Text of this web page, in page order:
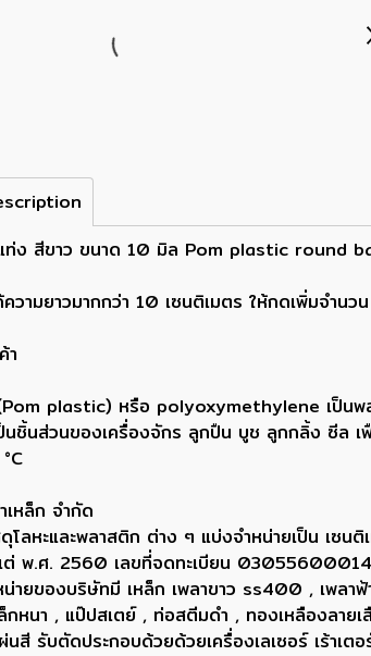
ง สีขาว ขนาด 10 มิล Pom plastic round bar
วามยาวมากกว่า 10 เซนติเมตร ให้กดเพิ่มจำน
า
plastic) หรือ polyoxymethylene เป็นพ
ป็นชิ้นส่วนของเครื่องจักร ลูกปืน บูช ลูกกลิ้ง ซี
เหล็ก จำกัด
โลหะและพลาสติก ต่าง ๆ แบ่งจำหน่ายเป็น เซนติ
ต่ พ.ศ. 2560 เลขที่จดทะเบียน
น่ายของบริษัทมี เหล็ก เพลาขาว ss400 , เพ
กหนา , แป๊ปสเตย์ , ท่อสตีมดำ , ทองเหลืองลา
นสี รับตัดประกอบด้วยด้วยเครื่องเลเซอร์ เร้